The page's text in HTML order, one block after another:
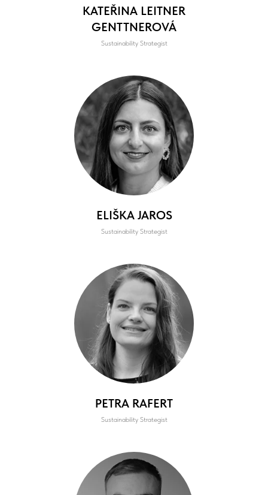
KATEŘINA LEITNER
GENTTNEROVÁ
Sustainability Strategist
ELIŠKA JAROS
Sustainability Strategist
PETRA RAFERT
Sustainability Strategist